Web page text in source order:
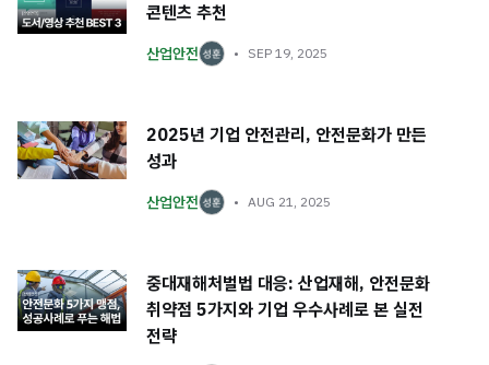
콘텐츠 추천
산업안전 SEP 19, 2025
2025년 기업 안전관리, 안전문화가 만든
성과
산업안전 AUG 21, 2025
중대재해처벌법 대응: 산업재해, 안전문화
취약점 5가지와 기업 우수사례로 본 실전
전략